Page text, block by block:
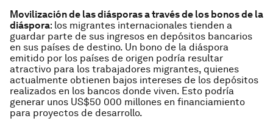
Movilización de las diásporas a través de los bonos de la
diáspora: los migrantes internacionales tienden a
guardar parte de sus ingresos en depósitos bancarios
en sus países de destino. Un bono de la diáspora
emitido por los países de origen podría resultar
atractivo para los trabajadores migrantes, quienes
actualmente obtienen bajos intereses de los depósitos
realizados en los bancos donde viven. Esto podría
generar unos US$50 000 millones en financiamiento
para proyectos de desarrollo.